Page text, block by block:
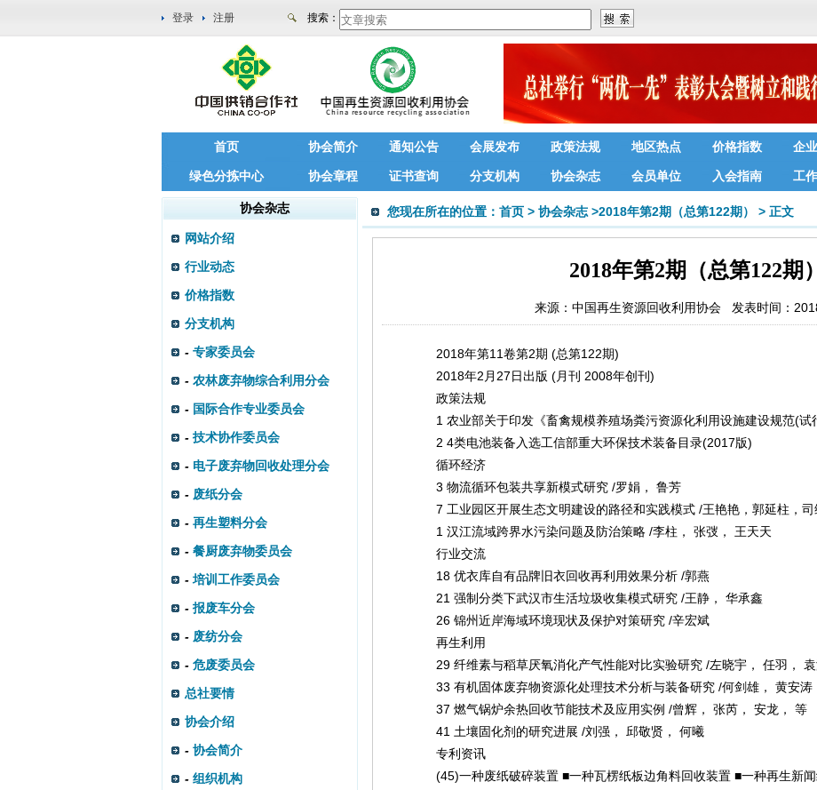
登录 注册 搜索：
首页 协会简介 通知公告 会展发布 政策法规 地区热点 价格指数 企
绿色分拣中心 协会章程 证书查询 分支机构 协会杂志 会员单位 入会指南 工
协会杂志
网站介绍
行业动态
价格指数
分支机构
- 专家委员会
- 农林废弃物综合利用分会
- 国际合作专业委员会
- 技术协作委员会
- 电子废弃物回收处理分会
- 废纸分会
- 再生塑料分会
- 餐厨废弃物委员会
-培训工作委员会
- 报废车分会
- 废纺分会
- 危废委员会
总社要情
协会介绍
- 协会简介
- 组织机构
您现在所在的位置： 首页 > 协会杂志 >2018年第2期（总第122期） > 正文
2018年第2期（总第122期）
来源： 中国再生资源回收利用协会 发表时间：
2018年第11卷第2期 (总第122期)
2018年2月27日出版 (月刊 2008年创刊)
政策法规
1 农业部关于印发《畜禽规模养殖场粪污资源化利用设施建设规范(试
2 4类电池装备入选工信部重大环保技术装备目录(2017版)
循环经济
3 物流循环包装共享新模式研究 /罗娟， 鲁芳
7 工业园区开展生态文明建设的路径和实践模式 /王艳艳，郭延柱，司
1 汉江流域跨界水污染问题及防治策略 /李柱， 张弢， 王天天
行业交流
18 优衣库自有品牌旧衣回收再利用效果分析 /郭燕
21 强制分类下武汉市生活垃圾收集模式研究 /王静， 华承鑫
26 锦州近岸海域环境现状及保护对策研究 /辛宏斌
再生利用
29 纤维素与稻草厌氧消化产气性能对比实验研究 /左晓宇， 任羽，
33 有机固体废弃物资源化处理技术分析与装备研究 /何剑雄， 黄安涛
37 燃气锅炉余热回收节能技术及应用实例 /曾辉， 张芮， 安龙， 等
41 土壤固化剂的研究进展 /刘强， 邱敬贤， 何曦
专利资讯
(45)一种废纸破碎装置 ■一种瓦楞纸板边角料回收装置 ■一种再生新